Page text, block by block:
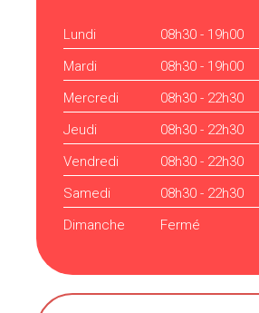
Lundi
08h30 - 19h00
Mardi
08h30 - 19h00
Mercredi
08h30 - 22h30
Jeudi
08h30 - 22h30
Vendredi
08h30 - 22h30
Samedi
08h30 - 22h30
Dimanche
Fermé